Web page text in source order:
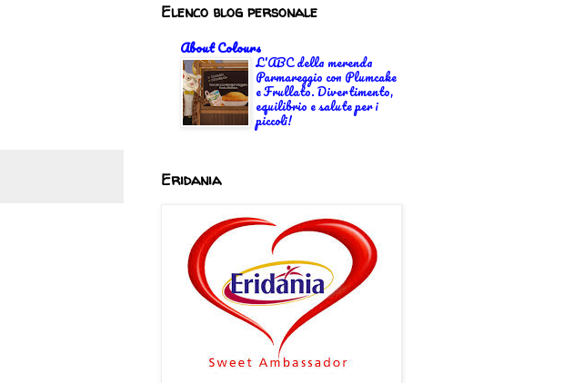
Elenco blog personale
About Colours
L'ABC della merenda
Parmareggio con Plumcake
e Frullato. Divertimento,
equilibrio e salute per i
piccoli!
Eridania